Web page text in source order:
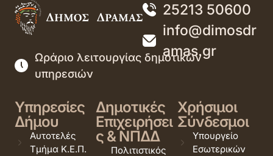
25213 50600
info@dimosdr
amas.gr
Ωράριο λειτουργίας δημοτικών
υπηρεσιών
Υπηρεσίες
Δήμου
Αυτοτελές
Τμήμα Κ.Ε.Π.
Δημοτικές
Επιχειρήσει
ς & ΝΠΔΔ
Πολιτιστικός
Χρήσιμοι
Σύνδεσμοι
Υπουργείο
Εσωτερικών